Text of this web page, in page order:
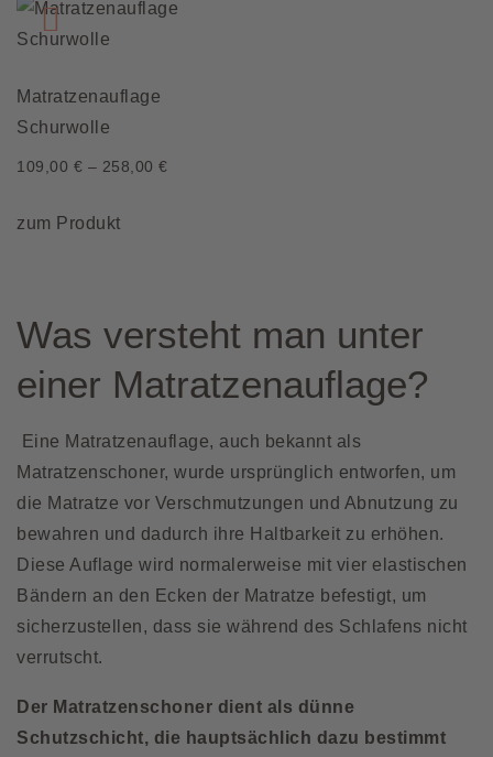
Matratzenauflage
Schurwolle
109,00 € – 258,00 €
zum Produkt
Produkt
Varianten
Die
können
auf
der
Produktseite
gewählt
werden
Was versteht man unter
einer Matratzenauflage?
Eine Matratzenauflage, auch bekannt als
Matratzenschoner, wurde ursprünglich entworfen, um
die Matratze vor Verschmutzungen und Abnutzung zu
bewahren und dadurch ihre Haltbarkeit zu erhöhen.
Diese Auflage wird normalerweise mit vier elastischen
Bändern an den Ecken der Matratze befestigt, um
sicherzustellen, dass sie während des Schlafens nicht
verrutscht.
Der Matratzenschoner dient als dünne
Schutzschicht, die hauptsächlich dazu bestimmt